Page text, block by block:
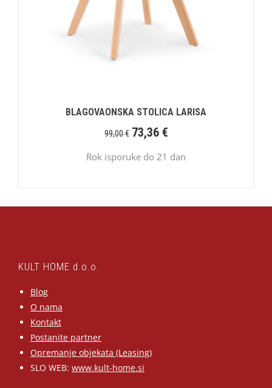
BLAGOVAONSKA STOLICA LARISA
99,00€ 73,36 €
Rok isporuke do 21 dan
KULT HOME d.o.o.
Blog
O nama
Kontakt
Postanite partner
Opremanje objekata (Leasing)
SLO WEB: www.kult-home.si